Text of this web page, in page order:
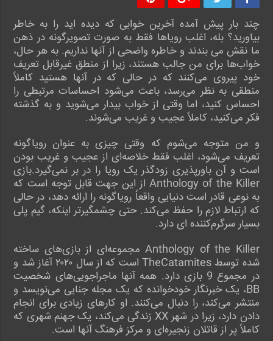
چند بار پیش آمده آخرین خوابی که دیده اید را به خاطر
بیاورید؟ بله، اغلب رویاها فقط به صورت تصویرگونه در ذهن
ما نقش می بندند و خاطره واضحی از آنها نداریم. به هر حال،
خواب‌ها برای من جالب هستند، زیرا از منطق غیرقابل تعریف
خود پیروی می‌کنند که در حالی که در آنها هستید کاملاً
منطقی به نظر می‌رسد، باعث می‌شود احساسات مرتبطی را
احساس کنید، اما وقتی از خواب بیدار می‌شوید و به گذشته
فکر می‌کنید، کاملاً عجیب و غریب می‌شوند.
و من متوجه می‌شوم که وقتی چیزی به عنوان رویاگونه
تعریف می‌شود، اغلب فقط خلاصه‌ای از عجیب و غریب بودن
است و آن باورپذیری زودگذر یک رویا را در بر نمی‌گیرد.بازی
Anthology of the Killer از این جهت قابل توجه است که
به نوعی قادر است دنیایی واقعاً رویاگونه را ارائه دهد، در حالی
که ارتباط لازم را حفظ می‌کند. حتی چشمگیرتر اینکه، گیم پلی
بسیار سرگرم‌کننده ای دارد.
Anthology of the Killer مجموعه‌ای از بازی‌های ساخته
شده توسط TheCatamites است که از سال ۲۰۲۰ آغاز شد و
در مجموع 9 بازی دارد. همه آنها ماجراجویی‌های شخصیت
BB، یک خبرنگار خودخوانده که یک مجله جنایی می‌نویسد و
منتشر می‌کند، را دنبال می‌کنند. او کارهای زیادی برای انجام
دادن دارد، زیرا در شهر XX زندگی می‌کند، یک جهنم شهری که
کاملاً پر از قاتلان زنجیره‌ای و مرکز فرهنگ آنها است.